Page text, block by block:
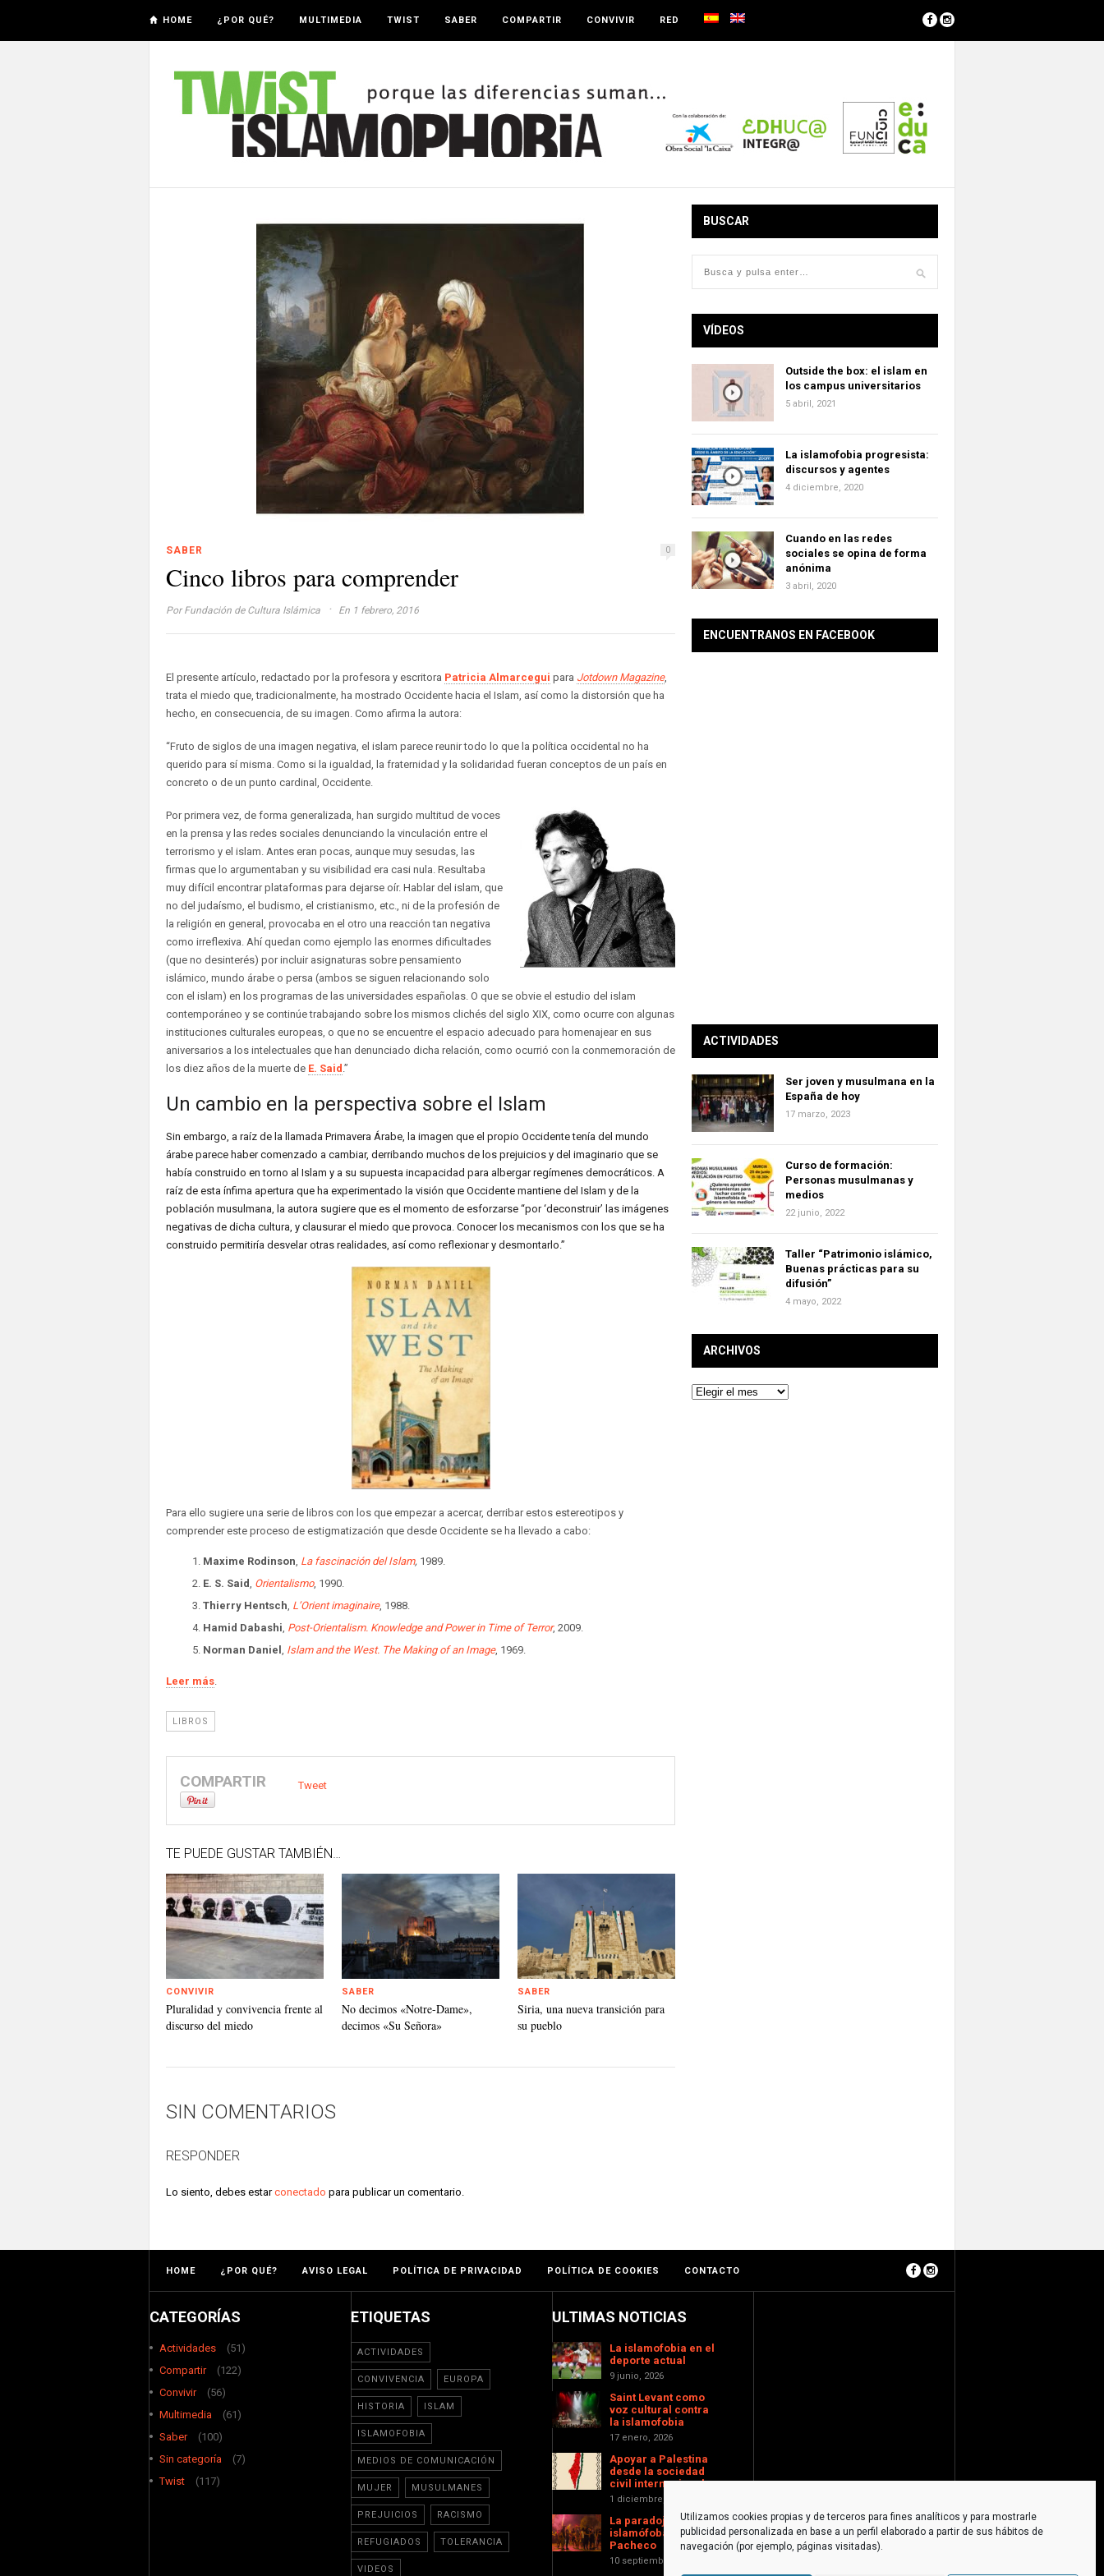
Utilizamos cookies propias y de terceros para fines analíticos y para mostrarle
publicidad personalizada en base a un perfil elaborado a partir de sus hábitos de
navegación (por ejemplo, páginas visitadas).
HOME ¿POR QUÉ? MULTIMEDIA TWIST SABER COMPARTIR CONVIVIR RED
SABER 0
Cinco libros para comprender
Por Fundación de Cultura Islámica · En 1 febrero, 2016
El presente artículo, redactado por la profesora y escritora Patricia Almarcegui para Jotdown Magazine,
trata el miedo que, tradicionalmente, ha mostrado Occidente hacia el Islam, así como la distorsión que ha
hecho, en consecuencia, de su imagen. Como afirma la autora:
“Fruto de siglos de una imagen negativa, el islam parece reunir todo lo que la política occidental no ha
querido para sí misma. Como si la igualdad, la fraternidad y la solidaridad fueran conceptos de un país en
concreto o de un punto cardinal, Occidente.
Por primera vez, de forma generalizada, han surgido multitud de voces
en la prensa y las redes sociales denunciando la vinculación entre el
terrorismo y el islam. Antes eran pocas, aunque muy sesudas, las
firmas que lo argumentaban y su visibilidad era casi nula. Resultaba
muy difícil encontrar plataformas para dejarse oír. Hablar del islam, que
no del judaísmo, el budismo, el cristianismo, etc., ni de la profesión de
la religión en general, provocaba en el otro una reacción tan negativa
como irreflexiva. Ahí quedan como ejemplo las enormes dificultades
(que no desinterés) por incluir asignaturas sobre pensamiento
islámico, mundo árabe o persa (ambos se siguen relacionando solo
con el islam) en los programas de las universidades españolas. O que se obvie el estudio del islam
contemporáneo y se continúe trabajando sobre los mismos clichés del siglo XIX, como ocurre con algunas
instituciones culturales europeas, o que no se encuentre el espacio adecuado para homenajear en sus
aniversarios a los intelectuales que han denunciado dicha relación, como ocurrió con la conmemoración de
los diez años de la muerte de E. Said .”
Un cambio en la perspectiva sobre el Islam
Sin embargo, a raíz de la llamada Primavera Árabe, la imagen que el propio Occidente tenía del mundo
árabe parece haber comenzado a cambiar, derribando muchos de los prejuicios y del imaginario que se
había construido en torno al Islam y a su supuesta incapacidad para albergar regímenes democráticos. A
raíz de esta ínfima apertura que ha experimentado la visión que Occidente mantiene del Islam y de la
población musulmana, la autora sugiere que es el momento de esforzarse “por ‘deconstruir’ las imágenes
negativas de dicha cultura, y clausurar el miedo que provoca. Conocer los mecanismos con los que se ha
construido permitiría desvelar otras realidades, así como reflexionar y desmontarlo.”
Para ello sugiere una serie de libros con los que empezar a acercar, derribar estos estereotipos y
comprender este proceso de estigmatización que desde Occidente se ha llevado a cabo:
Maxime Rodinson, La fascinación del Islam, 1989.
E. S. Said, Orientalismo, 1990.
Thierry Hentsch, L’Orient imaginaire, 1988.
Hamid Dabashi, Post-Orientalism. Knowledge and Power in Time of Terror, 2009.
Norman Daniel , Islam and the West. The Making of an Image, 1969.
Leer más.
LIBROS
COMPARTIR Tweet
TE PUEDE GUSTAR TAMBIÉN…
CONVIVIR
Pluralidad y convivencia frente al
discurso del miedo
SABER
No decimos «Notre-Dame»,
decimos «Su Señora»
SABER
Siria, una nueva transición para
su pueblo
SIN COMENTARIOS
RESPONDER
Lo siento, debes estarconectado para publicar un comentario.
BUSCAR
VÍDEOS
Outside the box: el islam en
los campus universitarios
5 abril, 2021
La islamofobia progresista:
discursos y agentes
4 diciembre, 2020
Cuando en las redes
sociales se opina de forma
anónima
3 abril, 2020
ENCUENTRANOS EN FACEBOOK
ACTIVIDADES
Ser joven y musulmana en la
España de hoy
17 marzo, 2023
Curso de formación:
Personas musulmanas y
medios
22 junio, 2022
Taller “Patrimonio islámico,
Buenas prácticas para su
difusión”
4 mayo, 2022
ARCHIVOS
Archivos
HOME ¿POR QUÉ? AVISO LEGAL POLÍTICA DE PRIVACIDAD POLÍTICA DE COOKIES CONTACTO
CATEGORÍAS
Actividades
(51)
Compartir
(122)
Convivir
(56)
Multimedia
(61)
Saber
(100)
Sin categoría
(7)
Twist
(117)
ETIQUETAS
ACTIVIDADES
CONVIVENCIA EUROPA
HISTORIA ISLAM
ISLAMOFOBIA
MEDIOS DE COMUNICACIÓN
MUJER MUSULMANES
PREJUICIOS RACISMO
REFUGIADOS TOLERANCIA
VIDEOS
ULTIMAS NOTICIAS
La islamofobia en el
deporte actual
9 junio, 2026
Saint Levant como
voz cultural contra
la islamofobia
17 enero, 2026
Apoyar a Palestina
desde la sociedad
civil internacional
1 diciembre, 2025
La paradoja
islamófoba de Torre-
Pacheco
10 septiembre, 2025